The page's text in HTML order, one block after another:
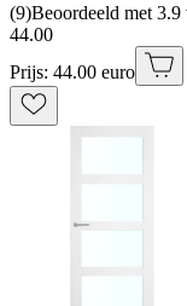
(9)Beoordeeld met
44.00
Prijs: 44.00 euro